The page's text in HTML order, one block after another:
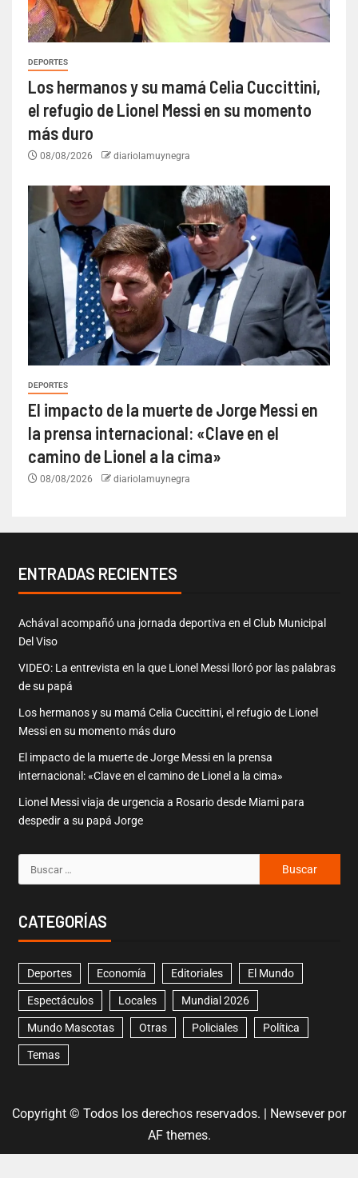
DEPORTES
Los hermanos y su mamá Celia Cuccittini,
el refugio de Lionel Messi en su momento
más duro
08/08/2026 diariolamuynegra
DEPORTES
El impacto de la muerte de Jorge Messi en
la prensa internacional: «Clave en el
camino de Lionel a la cima»
08/08/2026 diariolamuynegra
ENTRADAS RECIENTES
Achával acompañó una jornada deportiva en el Club Municipal
Del Viso
VIDEO: La entrevista en la que Lionel Messi lloró por las palabras
de su papá
Los hermanos y su mamá Celia Cuccittini, el refugio de Lionel
Messi en su momento más duro
El impacto de la muerte de Jorge Messi en la prensa
internacional: «Clave en el camino de Lionel a la cima»
Lionel Messi viaja de urgencia a Rosario desde Miami para
despedir a su papá Jorge
CATEGORÍAS
Deportes Economía Editoriales El Mundo
Espectáculos Locales Mundial 2026
Mundo Mascotas Otras Policiales Política
Temas
Copyright © Todos los derechos reservados. Newseverpor
AF themes.